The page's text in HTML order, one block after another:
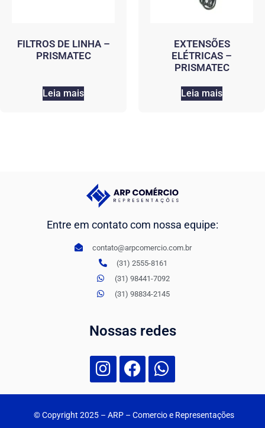
FILTROS DE LINHA –
PRISMATEC
Leia mais
EXTENSÕES
ELÉTRICAS –
PRISMATEC
Leia mais
Entre em contato com nossa equipe:
contato@arpcomercio.com.br
(31) 2555-8161
(31) 98441-7092
(31) 98834-2145
Nossas redes
© Copyright 2025 – ARP – Comercio e Representações